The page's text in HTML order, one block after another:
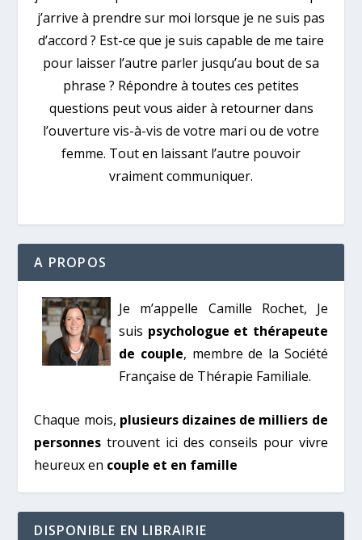
j’arrive à prendre sur moi lorsque je ne suis pas
d’accord ? Est-ce que je suis capable de me taire
pour laisser l’autre parler jusqu’au bout de sa
phrase ? Répondre à toutes ces petites
questions peut vous aider à retourner dans
l’ouverture vis-à-vis de votre mari ou de votre
femme. Tout en laissant l’autre pouvoir
vraiment communiquer.
A PROPOS
Je m’appelle Camille Rochet, Je
suis psychologue et thérapeute
de couple, membre de la Société
Française de Thérapie Familiale.
Chaque mois, plusieurs dizaines de milliers de
personnes trouvent ici des conseils pour vivre
heureux en couple et en famille
DISPONIBLE EN LIBRAIRIE